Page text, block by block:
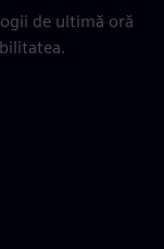
de ultimă oră